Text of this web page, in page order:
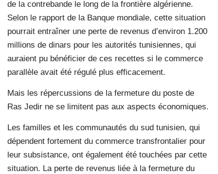
de la contrebande le long de la frontière algérienne.
Selon le rapport de la Banque mondiale, cette situation
pourrait entraîner une perte de revenus d’environ 1.200
millions de dinars pour les autorités tunisiennes, qui
auraient pu bénéficier de ces recettes si le commerce
parallèle avait été régulé plus efficacement.
Mais les répercussions de la fermeture du poste de
Ras Jedir ne se limitent pas aux aspects économiques.
Les familles et les communautés du sud tunisien, qui
dépendent fortement du commerce transfrontalier pour
leur subsistance, ont également été touchées par cette
situation. La perte de revenus liée à la fermeture du